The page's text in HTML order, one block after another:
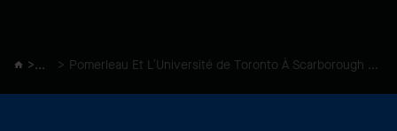
Actualités Pomerleau Et L’Université de Toronto À Scarborough S’associent Pour Construire Une Résidence Étudiante Certifiée Maison Passive